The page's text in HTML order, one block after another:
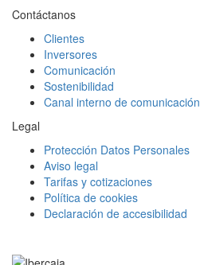
Contáctanos
Clientes
Inversores
Comunicación
Sostenibilidad
Canal interno de comunicación
Legal
Protección Datos Personales
Aviso legal
Tarifas y cotizaciones
Política de cookies
Declaración de accesibilidad